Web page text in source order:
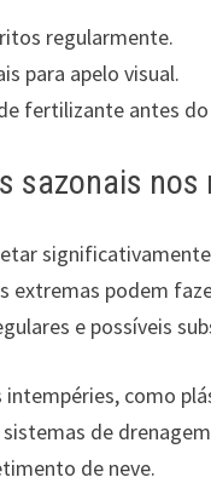
regularmente.
para apelo visual.
fertilizante antes do
sazonais
extremas podem
e possíveis
como
de
de neve.